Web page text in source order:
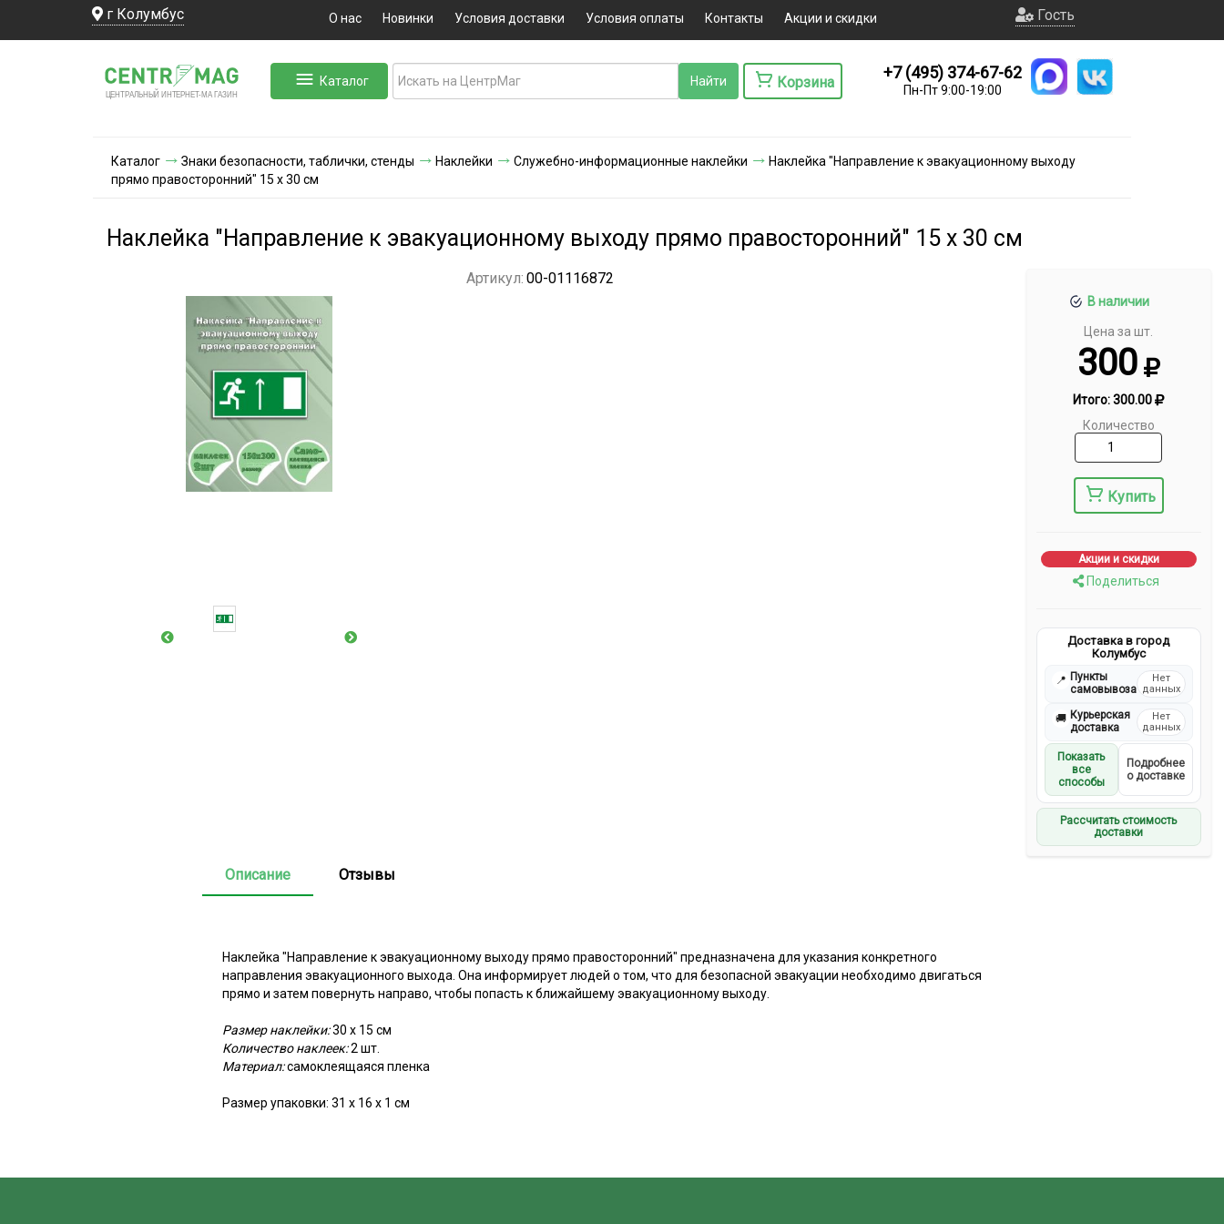
г Колумбус О нас Новинки Условия доставки Условия оплаты Контакты Акции и скидки Гость
ЦЕНТРАЛЬНЫЙ ИНТЕРНЕТ-МА ГАЗИН
Каталог Корзина
+7 (495) 374-67-62
Пн-Пт 9:00-19:00
Каталог Знаки безопасности, таблички, стенды Наклейки Служебно-информационные наклейки
Наклейка "Направление к эвакуационному выходу
прямо правосторонний" 15 х 30 см
Наклейка "Направление к эвакуационному выходу прямо правосторонний" 15 х 30 см
В наличии
Цена за шт.
300
Итого:300.00
Количество
Купить
Акции и скидки
Поделиться
Доставка в город
Колумбус
📍 Пункты
самовывоза
Нет
данных
🚚 Курьерская
доставка
Нет
данных
Показать
все
способы
Подробнее
о доставке
Рассчитать стоимость
доставки
Артикул: 00-01116872
Описание Отзывы
Наклейка "Направление к эвакуационному выходу прямо правосторонний" предназначена для указания конкретного
направления эвакуационного выхода. Она информирует людей о том, что для безопасной эвакуации необходимо двигаться
прямо и затем повернуть направо, чтобы попасть к ближайшему эвакуационному выходу.
Размер наклейки:30 х 15 см
Количество наклеек:2 шт.
Материал:самоклеящаяся пленка
Размер упаковки: 31 х 16 х 1 см